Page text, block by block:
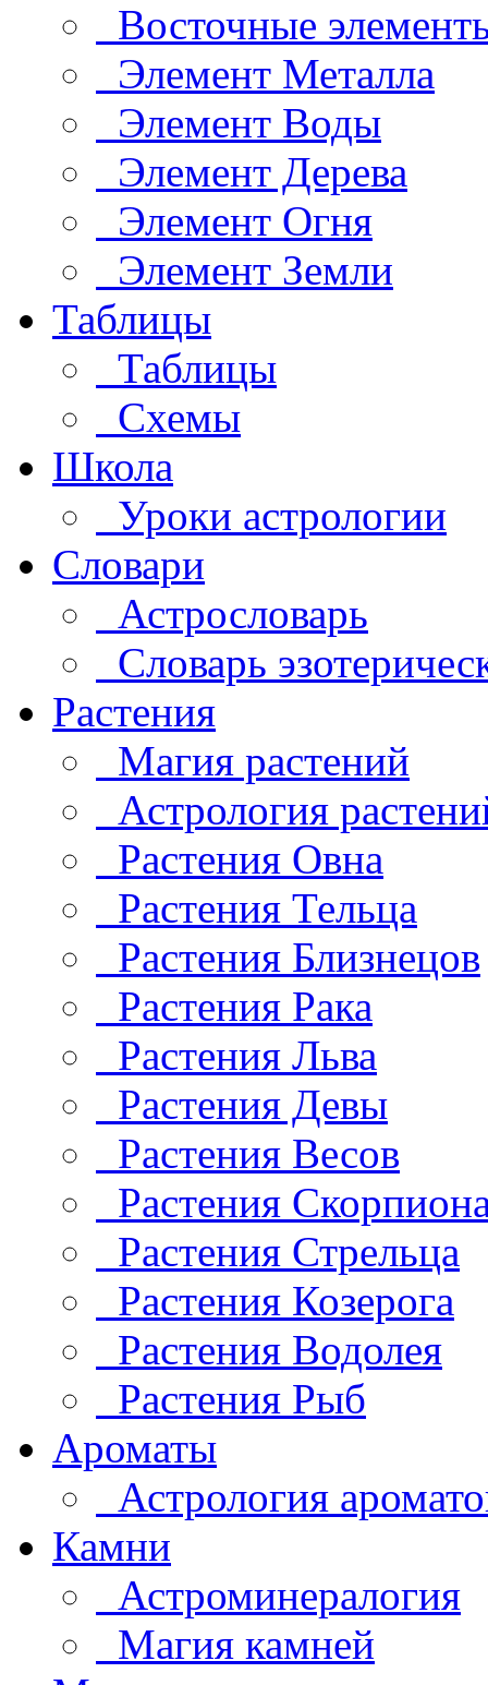
Восточные
Элемент Металла
Элемент Воды
Элемент Дерева
Элемент Огня
Элемент Земли
Таблицы
Таблицы
Схемы
Школа
Уроки астрологии
Словари
Астрословарь
Словарь
Растения
Магия растений
Астрология
Растения Овна
Растения Тельца
Растения Близнецов
Растения Рака
Растения Льва
Растения Девы
Растения Весов
Растения
Растения Стрельца
Растения Козерога
Растения Водолея
Растения Рыб
Ароматы
Астрология
Камни
Астроминералогия
Магия камней